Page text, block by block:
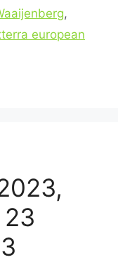
,
european